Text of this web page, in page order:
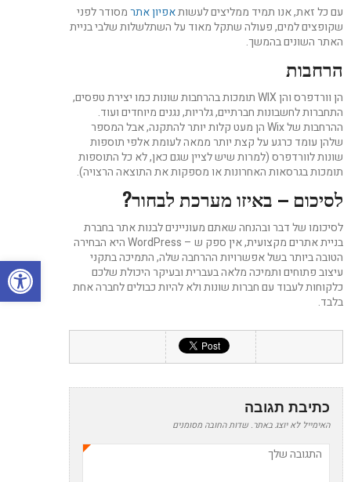
פתח
עם כל זאת, אנו תמיד ממליצים לעשותאפיון אתרמסודר לפני
שקופצים למים, פעולה שתקל מאוד על השתלשלות שלבי בניית
האתר השונים בהמשך.
הרחבות
הן וורדפרס והן WIX תומכות בהרחבות שונות כמו יצירת טפסים,
התחברות לחשבונות חברתיים, גלריות, נגנים מיוחדים ועוד.
ההרחבות של Wix הן מעט קלות יותר להתקנה, אבל המספר
שלהן עומד כרגע על קצת יותר ממאה לעומת אלפי תוספות
שונות לוורדפרס (למרות שיש לציין שגם כאן, לא כל התוספות
תומכות בגרסאות האחרונות או מספקות את התוצאה הרצויה).
לסיכום – באיזו מערכת לבחור?
לסיכומו של דבר ובהנחה שאתם מעוניינים לבנות אתר בחברת
בניית אתרים מקצועית, אין ספק ש – WordPress היא הבחירה
הטובה ביותר בשל אפשרויות ההרחבה שלה, התמיכה בתקני
עיצוב פתוחים ותמיכה מלאה בעברית ובעיקר היכולת שלכם
כלקוחות לעבוד עם חברות שונות ולא להיות כבולים לחברה אחת
בלבד.
כתיבת תגובה
האימייל לא יוצג באתר. שדות החובה מסומנים
התגובה שלך